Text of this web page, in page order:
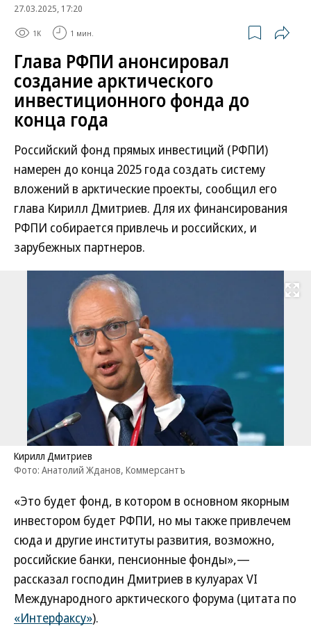
27.03.2025, 17:20
1K 1 мин.
Глава РФПИ анонсировал
создание арктического
инвестиционного фонда до
конца года
Российский фонд прямых инвестиций (РФПИ)
намерен до конца 2025 года создать систему
вложений в арктические проекты, сообщил его
глава Кирилл Дмитриев. Для их финансирования
РФПИ собирается привлечь и российских, и
зарубежных партнеров.
Развернуть
Кирилл Дмитриев
Фото: Анатолий Жданов, Коммерсантъ
«Это будет фонд, в котором в основном якорным
инвестором будет РФПИ, но мы также привлечем
сюда и другие институты развития, возможно,
российские банки, пенсионные фонды»,—
рассказал господин Дмитриев в кулуарах VI
Международного арктического форума (цитата по
«Интерфаксу»).